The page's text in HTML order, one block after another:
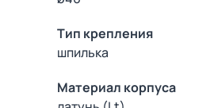
Тип крепления
шпилька
Материал корпуса